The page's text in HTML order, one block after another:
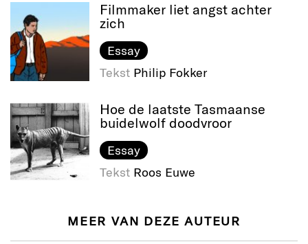
Filmmaker liet angst achter
zich
Essay
Tekst Philip Fokker
Hoe de laatste Tasmaanse
buidelwolf doodvroor
Essay
Tekst Roos Euwe
MEER VAN DEZE AUTEUR